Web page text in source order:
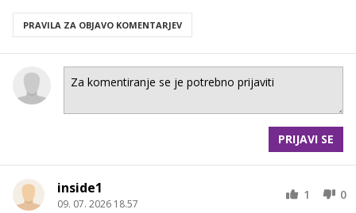
PRAVILA ZA OBJAVO KOMENTARJEV
PRIJAVI SE
inside1
09. 07. 2026 18.57
1 0